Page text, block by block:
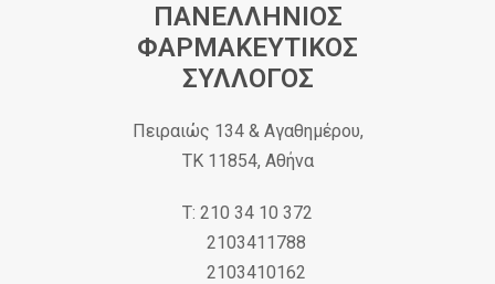
ΠΑΝΕΛΛΗΝΙΟΣ
ΦΑΡΜΑΚΕΥΤΙΚΟΣ
ΣΥΛΛΟΓΟΣ
Πειραιώς 134 & Αγαθημέρου,
ΤΚ 11854, Αθήνα
Τ: 210 34 10 372
2103411788
2103410162